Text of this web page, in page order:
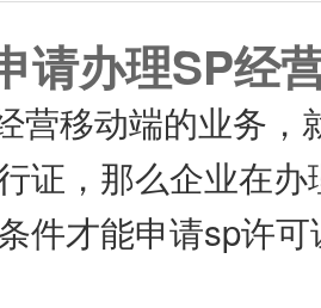
请办理SP经
营移动端的业务
证，那么企业在
件才能申请sp许